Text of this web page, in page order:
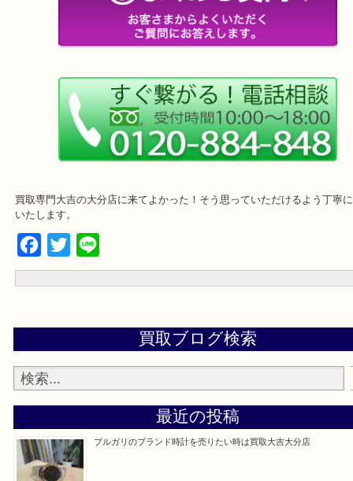
買取専門大吉の大分店に来てよかった！そう思っていただけるよう
いたします。
Facebook
Twitter
Line